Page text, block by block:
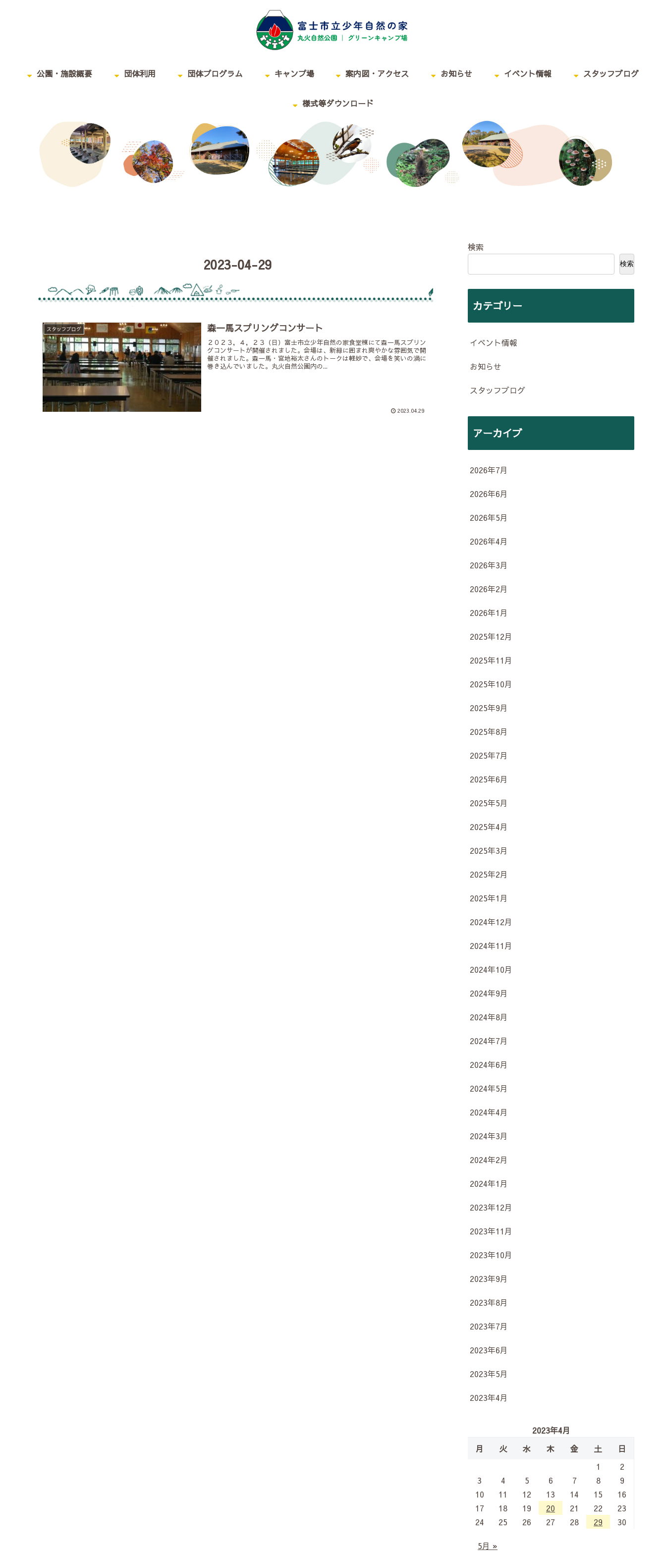
公園・施設概要 団体利用 団体プログラム キャンプ場 案内図・アクセス お知らせ イベント情報 スタッフブログ
様式等ダウンロード
2023-04-29
スタッフブログ 森一馬スプリングコンサート
２０２３，４，２３（日）富士市立少年自然の家食堂棟にて森一馬スプリン
グコンサートが開催されました。会場は、新緑に囲まれ爽やかな雰囲気で開
催されました。森一馬・宮地裕太さんのトークは軽妙で、会場を笑いの渦に
巻き込んでいました。丸火自然公園内の...
2023.04.29
検索
検索
カテゴリー
イベント情報
お知らせ
スタッフブログ
アーカイブ
2026年7月
2026年6月
2026年5月
2026年4月
2026年3月
2026年2月
2026年1月
2025年12月
2025年11月
2025年10月
2025年9月
2025年8月
2025年7月
2025年6月
2025年5月
2025年4月
2025年3月
2025年2月
2025年1月
2024年12月
2024年11月
2024年10月
2024年9月
2024年8月
2024年7月
2024年6月
2024年5月
2024年4月
2024年3月
2024年2月
2024年1月
2023年12月
2023年11月
2023年10月
2023年9月
2023年8月
2023年7月
2023年6月
2023年5月
2023年4月
2023年4月
月
火 水 木 金 土
日
1
2
3
4 5 6 7 8
9
10
11 12 13 14 15
16
17
18 19 20 21 22
23
24
25 26 27 28 29 30
5月 »